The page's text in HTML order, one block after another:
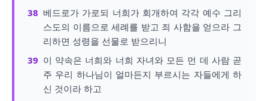
38 베드로가 가로되 너희가 회개하여 각각 예수 그리
스도의 이름으로 세례를 받고 죄 사함을 얻으라 그
리하면 성령을 선물로 받으리니
39 이 약속은 너희와 너희 자녀와 모든 먼 데 사람 곧
주 우리 하나님이 얼마든지 부르시는 자들에게 하
신 것이라 하고